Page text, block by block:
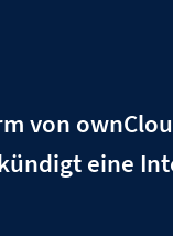
von
eine